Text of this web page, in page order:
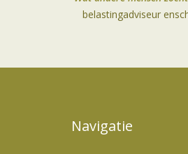
belastingadviseur
Navigatie